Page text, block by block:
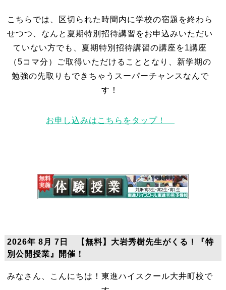
こちらでは、区切られた時間内に学校の宿題を終わら
せつつ、なんと夏期特別招待講習をお申込みいただい
ていない方でも、夏期特別招待講習の講座を1講座
（5コマ分）ご取得いただけることとなり、新学期の
勉強の先取りもできちゃうスーパーチャンスなんで
す！
お申し込みはこちらをタップ！
2026年 8月 7日 【無料】大岩秀樹先生がくる！『特
別公開授業』開催！
みなさん、こんにちは！東進ハイスクール大井町校で